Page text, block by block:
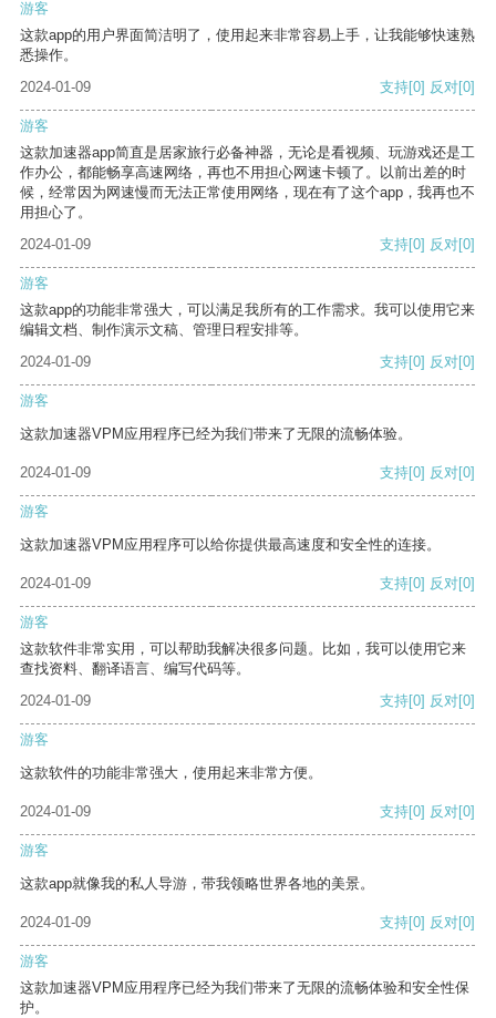
游客
这款app的用户界面简洁明了，使用起来非常容易上手，让我能够快速熟
悉操作。
2024-01-09
支持[0] 反对[0]
游客
这款加速器app简直是居家旅行必备神器，无论是看视频、玩游戏还是工
作办公，都能畅享高速网络，再也不用担心网速卡顿了。以前出差的时
候，经常因为网速慢而无法正常使用网络，现在有了这个app，我再也不
用担心了。
2024-01-09
支持[0] 反对[0]
游客
这款app的功能非常强大，可以满足我所有的工作需求。我可以使用它来
编辑文档、制作演示文稿、管理日程安排等。
2024-01-09
支持[0] 反对[0]
游客
这款加速器VPM应用程序已经为我们带来了无限的流畅体验。
2024-01-09 支持[0] 反对[0]
游客
这款加速器VPM应用程序可以给你提供最高速度和安全性的连接。
2024-01-09 支持[0] 反对[0]
游客
这款软件非常实用，可以帮助我解决很多问题。比如，我可以使用它来
查找资料、翻译语言、编写代码等。
2024-01-09
支持[0] 反对[0]
游客
这款软件的功能非常强大，使用起来非常方便。
2024-01-09 支持[0] 反对[0]
游客
这款app就像我的私人导游，带我领略世界各地的美景。
2024-01-09 支持[0] 反对[0]
游客
这款加速器VPM应用程序已经为我们带来了无限的流畅体验和安全性保
护。